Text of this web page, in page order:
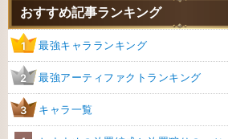
おすすめ記事ランキング
1 最強キャラランキング
2 最強アーティファクトランキング
3 キャラ一覧